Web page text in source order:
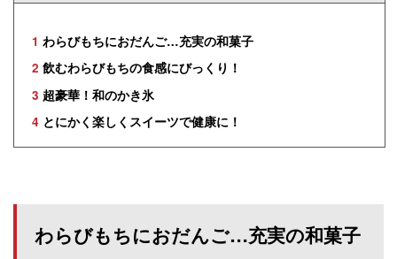
1 わらびもちにおだんご…充実の和菓子
2 飲むわらびもちの食感にびっくり！
3 超豪華！和のかき氷
4 とにかく楽しくスイーツで健康に！
わらびもちにおだんご…充実の和菓子